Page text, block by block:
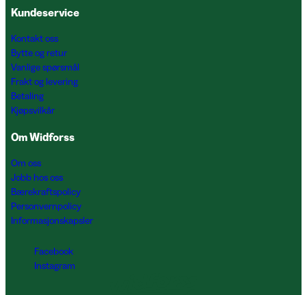
Kundeservice
Kontakt oss
Bytte og retur
Vanlige spørsmål
Frakt og levering
Betaling
Kjøpsvilkår
Om Widforss
Om oss
Jobb hos oss
Bærekraftspolicy
Personvernpolicy
Informasjonskapsler
Facebook
Instagram